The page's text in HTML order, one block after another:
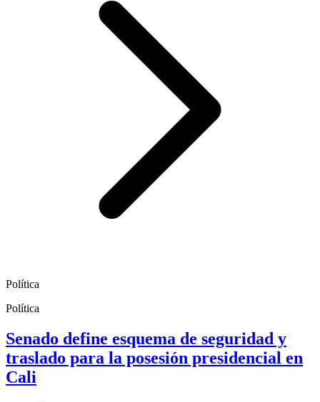
Política
Política
Senado define esquema de seguridad y
traslado para la posesión presidencial en
Cali